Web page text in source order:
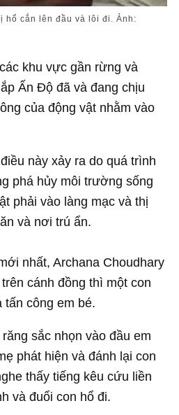
hổ cắn lên đầu và lôi đi. Ảnh:
khu vực gần rừng và
Ấn Độ đã và đang chịu
của động vật nhằm vào
này xảy ra do quá trình
phá hủy môi trường sống
phải vào làng mạc và thị
và nơi trú ẩn.
nhất, Archana Choudhary
cánh đồng thì một con
tấn công em bé.
sắc nhọn vào đầu em
phát hiện và đánh lại con
thấy tiếng kêu cứu liền
và đuổi con hổ đi.